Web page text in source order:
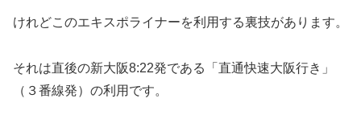
けれどこのエキスポライナーを利用する裏技があります。
それは直後の新大阪8:22発である「直通快速大阪行き」
（３番線発）の利用です。